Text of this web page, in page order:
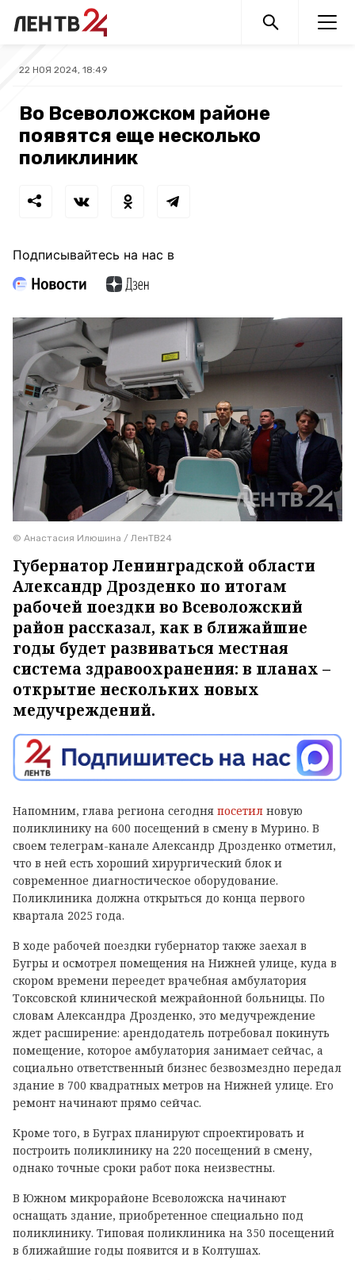
22 НОЯ 2024, 18:49
Во Всеволожском районе
появятся еще несколько
поликлиник
Подписывайтесь на нас в
© Анастасия Илюшина / ЛенТВ24
Губернатор Ленинградской области
Александр Дрозденко по итогам
рабочей поездки во Всеволожский
район рассказал, как в ближайшие
годы будет развиваться местная
система здравоохранения: в планах –
открытие нескольких новых
медучреждений.
Напомним, глава региона сегодня посетил новую
поликлинику на 600 посещений в смену в Мурино. В
своем телеграм-канале Александр Дрозденко отметил,
что в ней есть хороший хирургический блок и
современное диагностическое оборудование.
Поликлиника должна открыться до конца первого
квартала 2025 года.
В ходе рабочей поездки губернатор также заехал в
Бугры и осмотрел помещения на Нижней улице, куда в
скором времени переедет врачебная амбулатория
Токсовской клинической межрайонной больницы. По
словам Александра Дрозденко, это медучреждение
ждет расширение: арендодатель потребовал покинуть
помещение, которое амбулатория занимает сейчас, а
социально ответственный бизнес безвозмездно передал
здание в 700 квадратных метров на Нижней улице. Его
ремонт начинают прямо сейчас.
Кроме того, в Буграх планируют спроектировать и
построить поликлинику на 220 посещений в смену,
однако точные сроки работ пока неизвестны.
В Южном микрорайоне Всеволожска начинают
оснащать здание, приобретенное специально под
поликлинику. Типовая поликлиника на 350 посещений
в ближайшие годы появится и в Колтушах.